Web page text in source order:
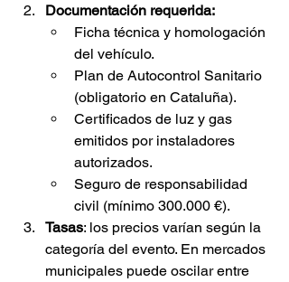
Documentación requerida:
Ficha técnica y homologación
del vehículo.
Plan de Autocontrol Sanitario
(obligatorio en Cataluña).
Certificados de luz y gas
emitidos por instaladores
autorizados.
Seguro de responsabilidad
civil (mínimo 300.000 €).
Tasas: los precios varían según la
categoría del evento. En mercados
municipales puede oscilar entre